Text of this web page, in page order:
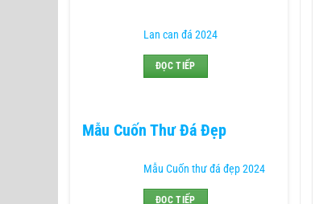
Lan can đá 2024
ĐỌC TIẾP
Mẫu Cuốn Thư Đá Đẹp
Mẫu Cuốn thư đá đẹp 2024
ĐỌC TIẾP